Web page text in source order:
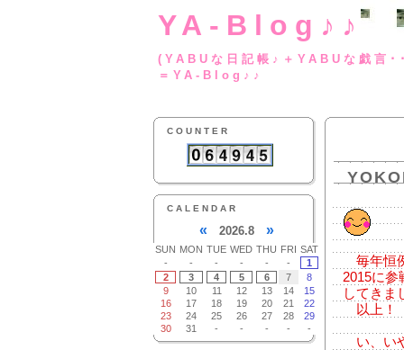
YA-Blog♪♪
(YABUな日記帳♪
＝YA-Blog♪♪
COUNTER
CALENDAR
« 2026.8 »
SUN MON TUE WED THU FRI SAT
-
- - - - -
1
2
3 4 5 6 7
8
9
10 11 12 13 14
15
16
17 18 19 20 21
22
23
24 25 26 27 28
29
30
31 - - - - -
毎年恒
2015に参
してきま
以上！
い、い